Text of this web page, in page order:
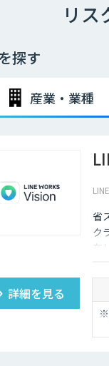
析は、データに基づいて
ステムの透明性と信頼性
リス
探す
産業・業種
省
ク
存
詳細を見る
※